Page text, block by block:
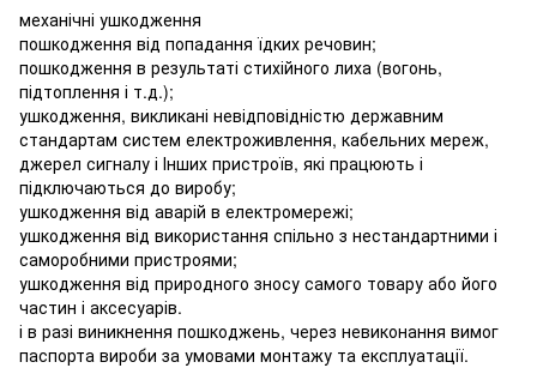
механічні ушкодження
пошкодження від попадання їдких речовин;
пошкодження в результаті стихійного лиха (вогонь,
підтоплення і т.д.);
ушкодження, викликані невідповідністю державним
стандартам систем електроживлення, кабельних мереж,
джерел сигналу і Інших пристроїв, які працюють і
підключаються до виробу;
ушкодження від аварій в електромережі;
ушкодження від використання спільно з нестандартними і
саморобними пристроями;
ушкодження від природного зносу самого товару або його
частин і аксесуарів.
і в разі виникнення пошкоджень, через невиконання вимог
паспорта вироби за умовами монтажу та експлуатації.